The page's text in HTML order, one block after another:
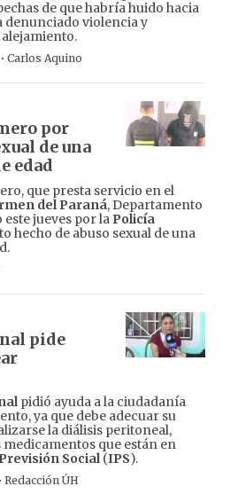
de que habría huido hacia
denunciado violencia y
· Carlos Aquino
por
de una
edad
que presta servicio en el
del Paraná, Departamento
este jueves por la Policía
hecho de abuso sexual de una
pide
pidió ayuda a la ciudadanía
ya que debe adecuar su
la diálisis peritoneal,
medicamentos que están en
Social(IPS).
· Redacción ÚH